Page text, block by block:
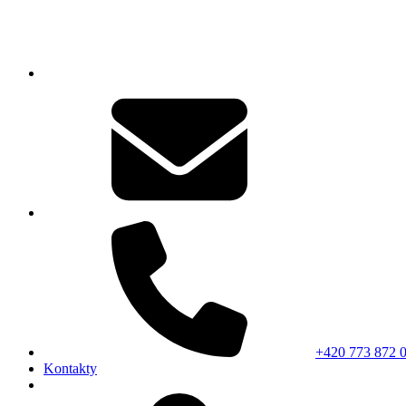
+420 773 872
Kontakty